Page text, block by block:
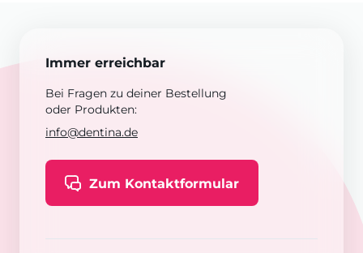
Immer erreichbar
Bei Fragen zu deiner Bestellung
oder Produkten:
info@dentina.de
Zum Kontaktformular